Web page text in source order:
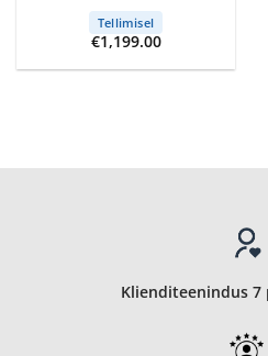
Tellimisel
€1,199.00
Klienditeenindus 7